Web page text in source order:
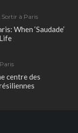
Sortir à Paris
When ‘Saudade’
centre des